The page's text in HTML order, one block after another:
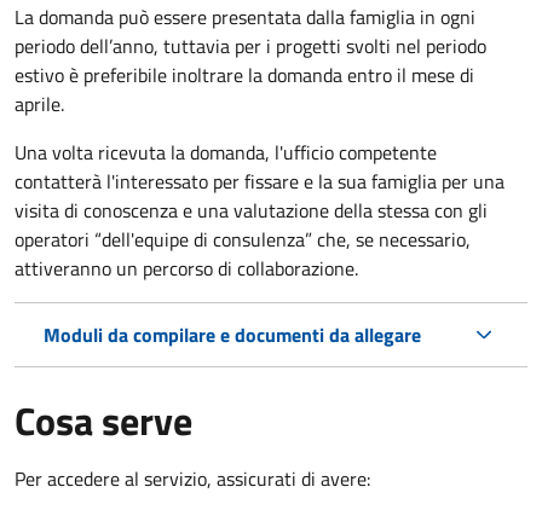
La domanda può essere presentata dalla famiglia in ogni
periodo dell’anno, tuttavia per i progetti svolti nel periodo
estivo è preferibile inoltrare la domanda entro il mese di
aprile.
Una volta ricevuta la domanda, l'ufficio competente
contatterà l'interessato per fissare e la sua famiglia per una
visita di conoscenza e una valutazione della stessa con gli
operatori “dell'equipe di consulenza” che, se necessario,
attiveranno un percorso di collaborazione.
Moduli da compilare e documenti da allegare
Cosa serve
Per accedere al servizio, assicurati di avere: